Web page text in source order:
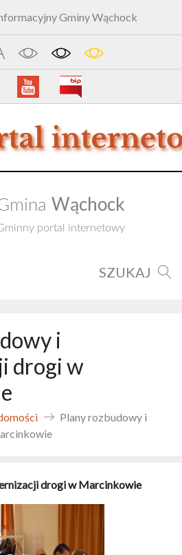
Gminy Wąchock
Wąchock
portal internetowy
SZUKAJ
i
drogi w
Plany rozbudowy i
drogi w Marcinkowie